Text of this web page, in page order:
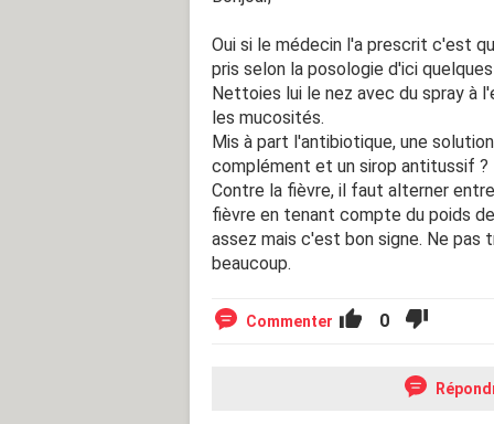
Oui si le médecin l'a prescrit c'est
pris selon la posologie d'ici
Nettoies lui le nez avec du spray à
les mucosités.
Mis à part l'antibiotique, une
complément et un sirop antitussif ?
Contre la fièvre, il faut alterner
fièvre en tenant compte du poids
assez mais c'est bon signe. Ne pas
beaucoup.
Commenter 0